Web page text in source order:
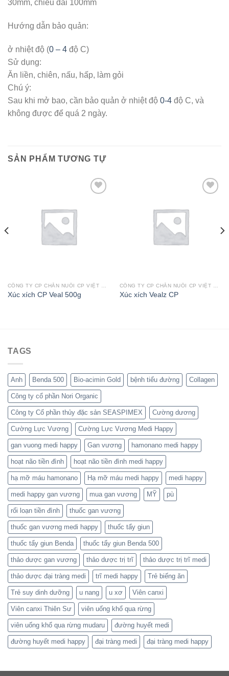
30mm, chiều dài 100mm
Hướng dẫn bảo quản:
ở nhiệt độ (0 – 4 độ C)
Sử dụng:
Ăn liền, chiên, nấu, hấp, làm gỏi
Chú ý:
Sau khi mở bao, cần bảo quản ở nhiệt độ 0-4 độ C, và
không được để quá 2 ngày.
SẢN PHẨM TƯƠNG TỰ
Add to wishlist
Xúc xích CP Veal 500g
Add to wishlist
Xúc xích Vealz CP
TAGS
Anh Benda 500 Bio-acimin Gold bệnh tiểu đường Collagen
Công ty cổ phần Nori Organic
Công ty Cổ phần thủy đặc sản SEASPIMEX Cường dương
Cường Lực Vương Cường Lực Vương Medi Happy
gan vuong medi happy Gan vương hamonano medi happy
hoạt não tiền đình hoạt não tiền đình medi happy
hạ mỡ máu hamonano Hạ mỡ máu medi happy medi happy
medi happy gan vương mua gan vương MỸ pù
rối loạn tiền đình thuốc gan vương
thuốc gan vương medi happy thuốc tẩy giun
thuốc tẩy giun Benda thuốc tẩy giun Benda 500
thảo dược gan vương thảo dược trị trĩ thảo dược trị trĩ medi
thảo dược đại tràng medi trĩ medi happy Trẻ biếng ăn
Trẻ suy dinh dưỡng u nang u xơ Viên canxi
Viên canxi Thiên Sư viên uống khổ qua rừng
viên uống khổ qua rừng mudaru đường huyết medi
đường huyết medi happy đại tràng medi đại tràng medi happy